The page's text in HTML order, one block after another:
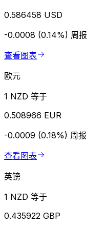
0.586458 USD
-0.0008 (0.14%) 周报
查看图表
欧元
1 NZD 等于
0.508966 EUR
-0.0009 (0.18%) 周报
查看图表
英镑
1 NZD 等于
0.435922 GBP